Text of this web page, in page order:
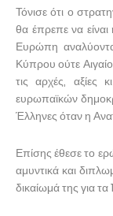
Τόνισε ότι ο
θα έπρεπε να
Ευρώπη
Κύπρου ούτε
τις αρχές, αξίες
ευρωπαϊκών
Έλληνες όταν η
Επίσης έθεσε το
αμυντικά και
δικαίωμά της για τα